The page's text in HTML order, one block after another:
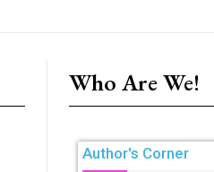
Who Are We!
Author's Corner